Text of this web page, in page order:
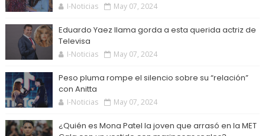
I-Noticias May 07, 2024
Eduardo Yaez llama gorda a esta querida actriz de
Televisa
I-Noticias May 07, 2024
Peso pluma rompe el silencio sobre su “relación”
con Anitta
I-Noticias May 07, 2024
¿Quién es Mona Patel la joven que arrasó en la MET